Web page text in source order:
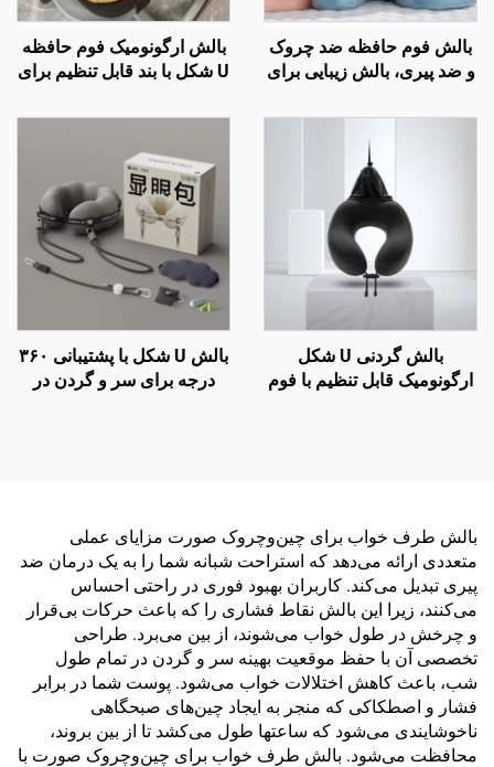
بالش فوم حافظه ضد چروک
و ضد پیری، بالش زیبایی برای
بالش خواب زیبایی H14
بالش ارگونومیک فوم حافظه
U شکل با بند قابل تنظیم برای
بالش گردنی U شکل
ارگونومیک قابل تنظیم با فوم
بالش U شکل با پشتیبانی ۳۶۰
درجه برای سر و گردن در
بالش طرف خواب برای چین‌وچروک صورت مزایای عملی
متعددی ارائه می‌دهد که استراحت شبانه شما را به یک درمان ضد
پیری تبدیل می‌کند. کاربران بهبود فوری در راحتی احساس
می‌کنند، زیرا این بالش نقاط فشاری را که باعث حرکات بی‌قرار
و چرخش در طول خواب می‌شوند، از بین می‌برد. طراحی
تخصصی آن با حفظ موقعیت بهینه سر و گردن در تمام طول
شب، باعث کاهش اختلالات خواب می‌شود. پوست شما در برابر
فشار و اصطکاکی که منجر به ایجاد چین‌های صبحگاهی
ناخوشایندی می‌شود که ساعتها طول می‌کشد تا از بین بروند،
محافظت می‌شود. بالش طرف خواب برای چین‌وچروک صورت با